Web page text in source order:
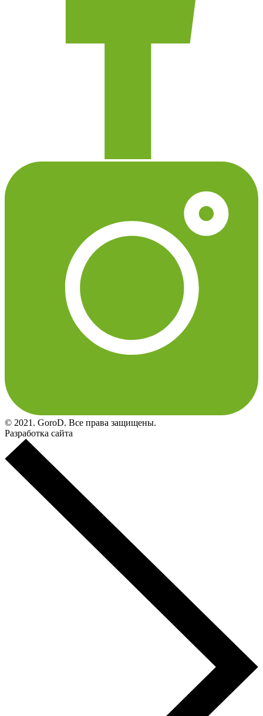
© 2021. GoroD. Все права защищены.
Разработка сайта